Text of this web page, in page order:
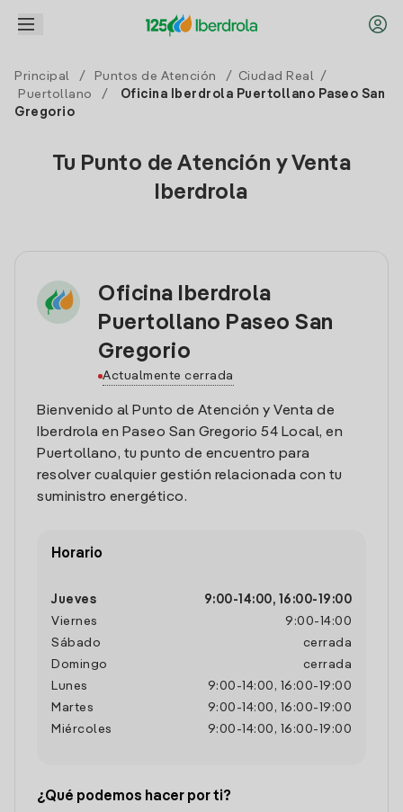
Principal / Puntos de Atención / Ciudad Real /
Puertollano
/
Oficina Iberdrola Puertollano Paseo San
Gregorio
Tu Punto de Atención y Venta
Iberdrola
Oficina Iberdrola
Puertollano Paseo San
Gregorio
Actualmente cerrada
Bienvenido al Punto de Atención y Venta de
Iberdrola en Paseo San Gregorio 54 Local, en
Puertollano, tu punto de encuentro para
resolver cualquier gestión relacionada con tu
suministro energético.
Horario
Jueves 9:00- 14:00, 16:00- 19:00
Viernes
9:00- 14:00
Sábado
cerrada
Domingo
cerrada
Lunes
9:00 - 14:00 , 16:00- 19:00
Martes
9:00 - 14:00 , 16:00- 19:00
Miércoles
9:00 - 14:00 , 16:00- 19:00
¿Qué podemos hacer por ti?